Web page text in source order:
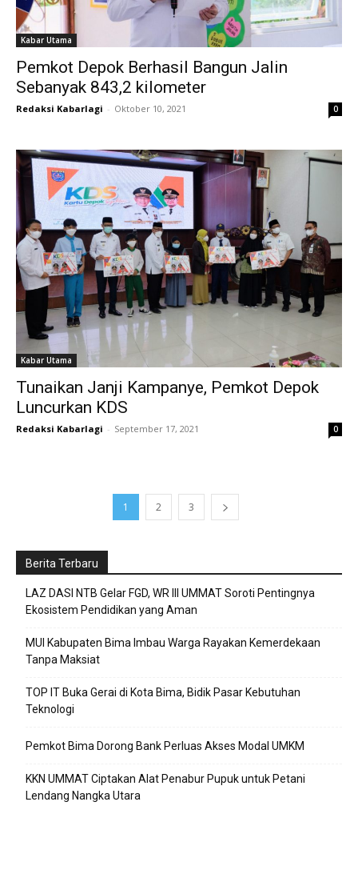
Kabar Utama
Pemkot Depok Berhasil Bangun Jalin
Sebanyak 843,2 kilometer
Redaksi Kabarlagi - Oktober 10, 2021 0
Kabar Utama
Tunaikan Janji Kampanye, Pemkot Depok
Luncurkan KDS
Redaksi Kabarlagi - September 17, 2021 0
1 2 3
Berita Terbaru
LAZ DASI NTB Gelar FGD, WR III UMMAT Soroti Pentingnya
Ekosistem Pendidikan yang Aman
MUI Kabupaten Bima Imbau Warga Rayakan Kemerdekaan
Tanpa Maksiat
TOP IT Buka Gerai di Kota Bima, Bidik Pasar Kebutuhan
Teknologi
Pemkot Bima Dorong Bank Perluas Akses Modal UMKM
KKN UMMAT Ciptakan Alat Penabur Pupuk untuk Petani
Lendang Nangka Utara